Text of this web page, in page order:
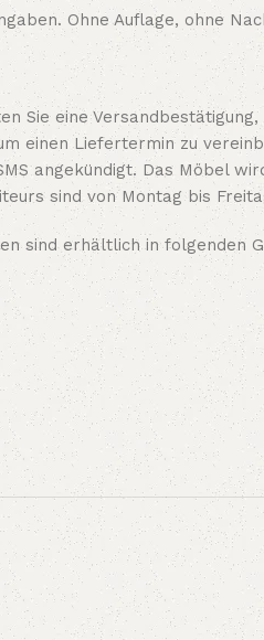
Ohne Auflage, ohne
Sie eine
einen Liefertermin zu
angekündigt. Das Möbel
sind von Montag bis
sind erhältlich in folgenden